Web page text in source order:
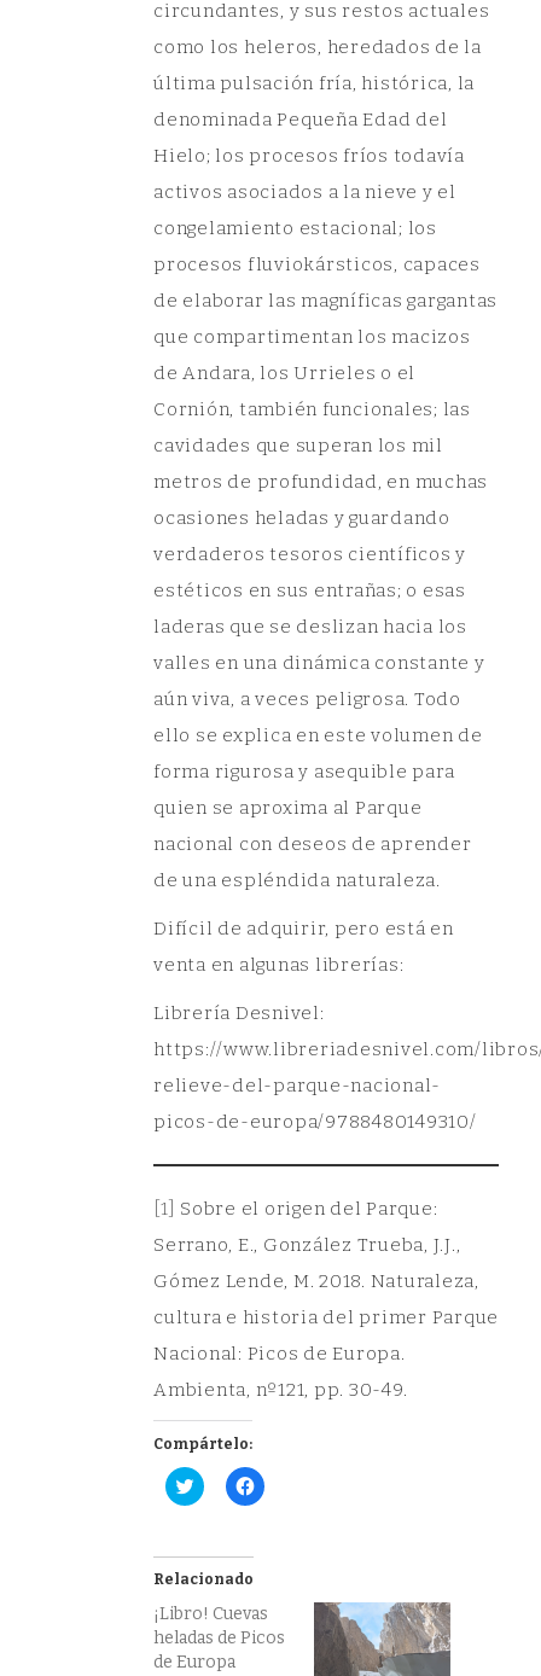
circundantes, y sus restos actuales
como los heleros, heredados de la
última pulsación fría, histórica, la
denominada Pequeña Edad del
Hielo; los procesos fríos todavía
activos asociados a la nieve y el
congelamiento estacional; los
procesos fluviokársticos, capaces
de elaborar las magníficas gargantas
que compartimentan los macizos
de Andara, los Urrieles o el
Cornión, también funcionales; las
cavidades que superan los mil
metros de profundidad, en muchas
ocasiones heladas y guardando
verdaderos tesoros científicos y
estéticos en sus entrañas; o esas
laderas que se deslizan hacia los
valles en una dinámica constante y
aún viva, a veces peligrosa. Todo
ello se explica en este volumen de
forma rigurosa y asequible para
quien se aproxima al Parque
nacional con deseos de aprender
de una espléndida naturaleza.
Difícil de adquirir, pero está en
venta en algunas librerías:
Librería Desnivel:
https://www.libreriadesnivel.com/
relieve-del-parque-nacional-
picos-de-europa/9788480149310/
[1]
Sobre el origen del Parque:
Serrano, E., González Trueba, J.J.,
Gómez Lende, M. 2018. Naturaleza,
cultura e historia del primer Parque
Nacional: Picos de Europa.
Ambienta, nº121, pp. 30-49.
Compártelo:
Haz
clic
Twitter
(Se
en
una
ventana
nueva)
Haz
clic
en
una
ventana
Relacionado
¡Libro! Cuevas
heladas de Picos
de Europa